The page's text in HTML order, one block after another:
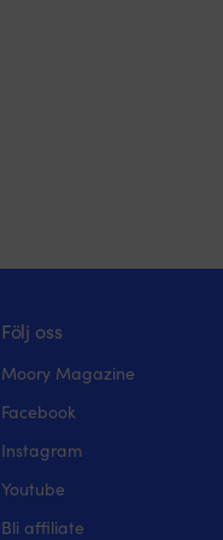
Följ oss
Moory Magazine
Facebook
Instagram
Youtube
Bli affiliate